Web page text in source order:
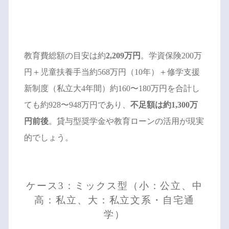
教育費総額の目安は約2,209万円 。学資保険200万
円＋児童扶養手当約568万円（10年）＋修学支援
新制度（私立大4年間）約160〜180万円を合計し
ても約928〜948万円であり、 不足額は約1,300万
円前後。貸与型奨学金や教育ローンの活用が現実
的でしょう。
ケース3：ミックス型（小：公立、中
高：私立、大：私立文系・自宅通
学）